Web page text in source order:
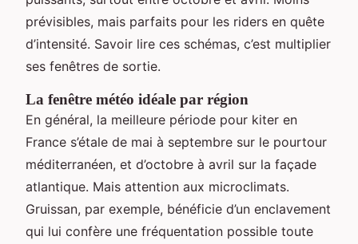
prévisibles, mais parfaits pour les riders en quête
d’intensité. Savoir lire ces schémas, c’est multiplier
ses fenêtres de sortie.
La fenêtre météo idéale par région
En général, la meilleure période pour kiter en
France s’étale de mai à septembre sur le pourtour
méditerranéen, et d’octobre à avril sur la façade
atlantique. Mais attention aux microclimats.
Gruissan, par exemple, bénéficie d’un enclavement
qui lui confère une fréquentation possible toute